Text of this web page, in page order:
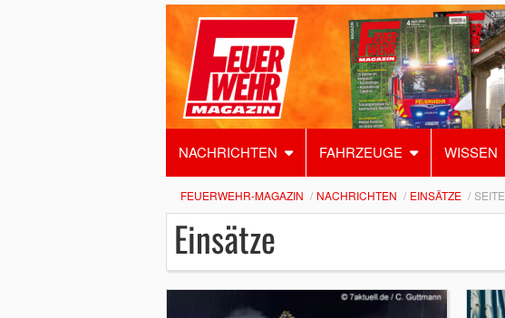
NACHRICHTEN FAHRZEUGE WISSEN
FEUERWEHR-MAGAZIN NACHRICHTEN EINSÄTZE
Einsätze